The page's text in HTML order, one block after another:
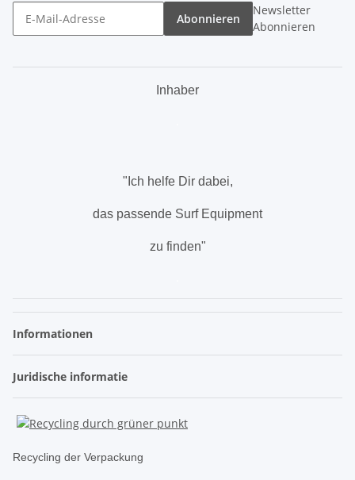
Abonnieren
Newsletter
Abonnieren
Inhaber
"Ich helfe Dir dabei,
das passende Surf Equipment
zu finden"
Informationen
Juridische informatie
Recycling der Verpackung